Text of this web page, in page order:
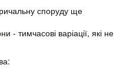
споруду ще
- тимчасові варіації, які не